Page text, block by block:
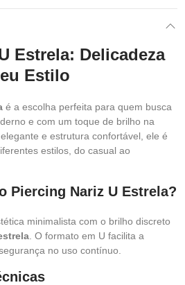
Estrela: Delicadeza
Estilo
é a escolha perfeita para quem busca
e com um toque de brilho na
e estrutura confortável, ele é
estilos, do casual ao
Piercing Nariz U Estrela?
minimalista com o brilho discreto
. O formato em U facilita a
no uso contínuo.